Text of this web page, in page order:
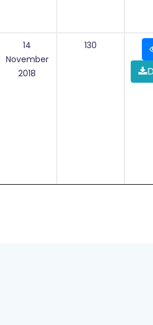
14
November
2018
130